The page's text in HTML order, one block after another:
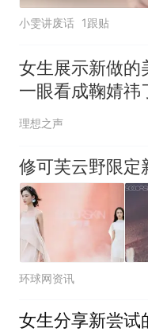
小雯讲废话 1跟贴
女生展示新做的
一眼看成鞠婧祎
理想之声
修可芙云野限定
环球网资讯
女生分享新尝试